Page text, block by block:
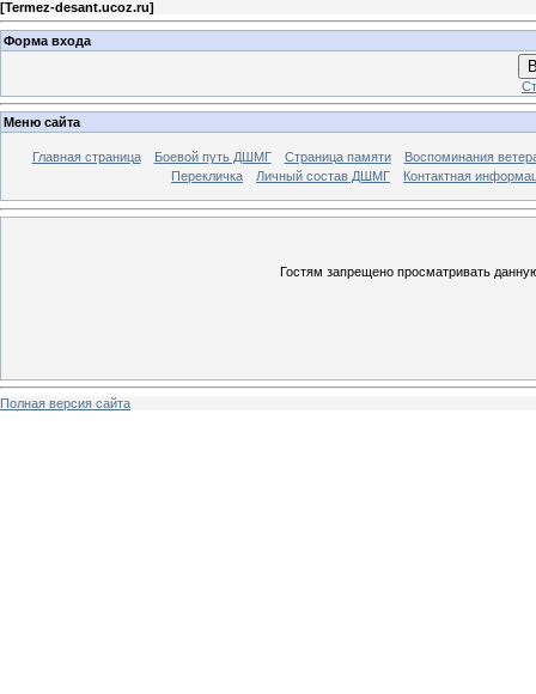
[Termez-desant.ucoz.ru]
Форма входа
Меню сайта
Главная страница Боевой путь ДШМГ Страница памяти
Воспоминания
Перекличка
Личный состав ДШМГ Контактная
Гостям запрещено просматривать
Полная версия сайта